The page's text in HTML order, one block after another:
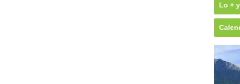
Lo +